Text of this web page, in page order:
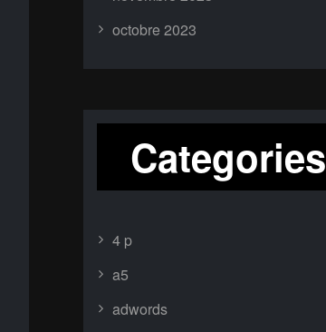
octobre 2023
Categories
4 p
a5
adwords